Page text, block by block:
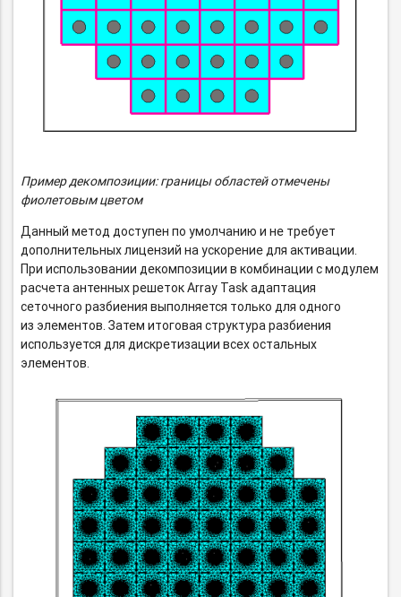
Пример декомпозиции: границы областей отмечены
фиолетовым цветом
Данный метод доступен по умолчанию и не требует
дополнительных лицензий на ускорение для активации.
При использовании декомпозиции в комбинации с модулем
расчета антенных решеток Array Task адаптация
сеточного разбиения выполняется только для одного
из элементов. Затем итоговая структура разбиения
используется для дискретизации всех остальных
элементов.